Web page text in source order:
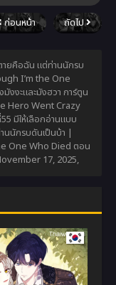
ก่อนหน้า ถัดไป
ายคือฉัน แต่ท่านนักรบ
I’m the One
งะและมังฮวา การ์ตูน
Hero Went Crazy
มีให้เลือกอ่านแบบ
นักรบดันเป็นบ้า |
One Who Died ตอน
17, 2025,